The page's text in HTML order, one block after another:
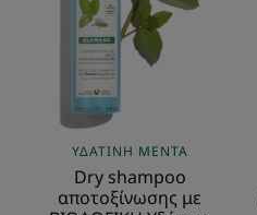
με
ΒΙΟΛΟΓΙΚΗ
Υδάτινη
ΥΔΆΤΙΝΗ ΜΈΝΤΑ
Dry shampoo
αποτοξίνωσης με